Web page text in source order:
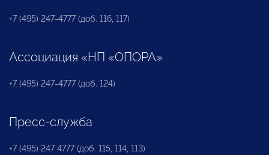
+7 (495) 247-4777 (доб. 116, 117)
Ассоциация «НП «ОПОРА»
+7 (495) 247-4777 (доб. 124)
Пресс-служба
+7 (495) 247 4777 (доб. 115, 114, 113)